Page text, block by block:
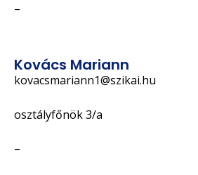
–
Kovács Mariann
kovacsmariann1@szikai.hu
osztályfőnök 3/a
–